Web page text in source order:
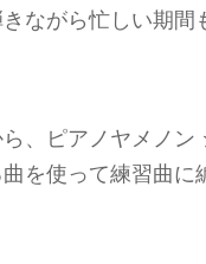
ながら忙しい期間
、ピアノヤメノン
を使って練習曲に